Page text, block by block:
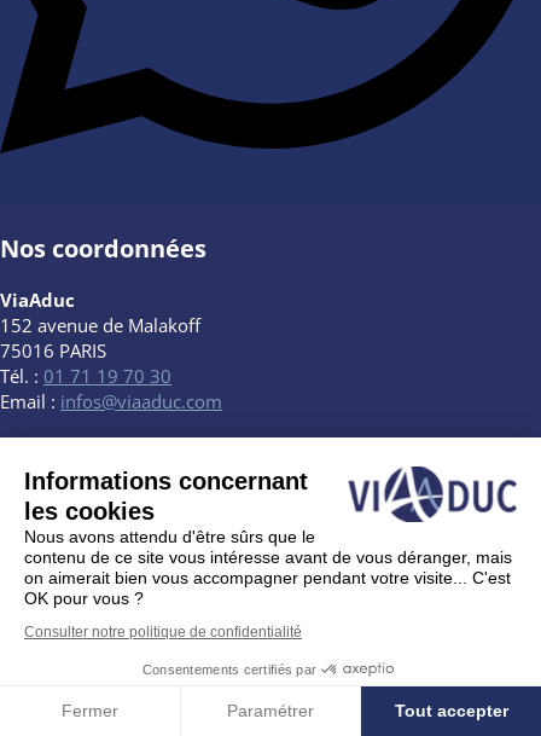
Informations concernant
les cookies
Nous avons attendu d'être sûrs que le
contenu de ce site vous intéresse avant de vous déranger, mais
on aimerait bien vous accompagner pendant votre visite... C'est
OK pour vous ?
Consulter notre politique de confidentialité
Consentements certifiés par
Fermer Paramétrer Tout accepter
Nos coordonnées
ViaAduc
152 avenue de Malakoff
75016 PARIS
Tél. : 01 71 19 70 30
Email : infos@viaaduc.com